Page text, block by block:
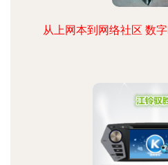
从上网本到网络社区 数